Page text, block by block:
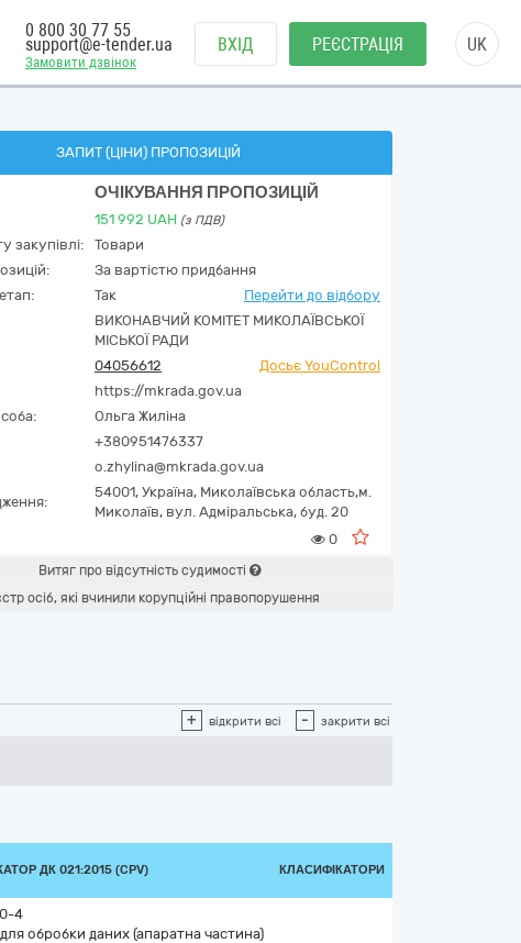
Замовити дзвінок
0 800 30 77 55
support@e-tender.ua ВХІД РЕЄСТРАЦІЯ UK
ЗАПИТ (ЦІНИ) ПРОПОЗИЦІЙ
ОЧІКУВАННЯ ПРОПОЗИЦІЙ
151 992 UAH (з ПДВ)
закупівлі:
Товари
За вартістю придбання
Так Перейти до відбору
ВИКОНАВЧИЙ КОМІТЕТ МИКОЛАЇВСЬКОЇ
МІСЬКОЇ РАДИ
04056612
Досьє YouControl
https://mkrada.gov.ua
Ольга Жиліна
+380951476337
o.zhylina@mkrada.gov.ua
54001, Україна, Миколаївська область,м.
Миколаїв, вул. Адміральська, буд. 20
0
Витяг про відсутність судимості
осіб, які вчинили корупційні правопорушення
+ відкрити всі - закрити всі
ДК 021:2015 (CPV) КЛАСИФІКАТОРИ
4
обробки даних (апаратна частина)